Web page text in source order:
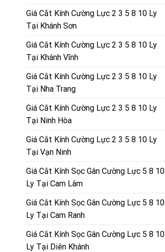
Giá Cắt Kính Cường Lực 2 3 5 8 10 Ly
Tại Khánh Sơn
Giá Cắt Kính Cường Lực 2 3 5 8 10 Ly
Tại Khánh Vĩnh
Giá Cắt Kính Cường Lực 2 3 5 8 10 Ly
Tại Nha Trang
Giá Cắt Kính Cường Lực 2 3 5 8 10 Ly
Tại Ninh Hòa
Giá Cắt Kính Cường Lực 2 3 5 8 10 Ly
Tại Vạn Ninh
Giá Cắt Kính Sọc Gân Cường Lực 5 8 10
Ly Tại Cam Lâm
Giá Cắt Kính Sọc Gân Cường Lực 5 8 10
Ly Tại Cam Ranh
Giá Cắt Kính Sọc Gân Cường Lực 5 8 10
Ly Tại Diên Khánh